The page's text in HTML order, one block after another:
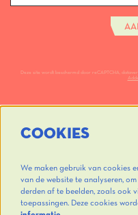
Deze site wordt beschermd door reCAPTCHA,
COOKIES
We maken gebruik van cookies
van de website te analyseren,
derden af te beelden, zoals ook
toepassingen. Deze cookies